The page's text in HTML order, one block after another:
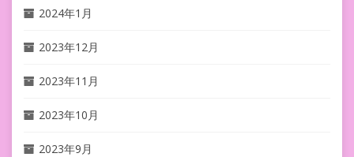
2024年1月
2023年12月
2023年11月
2023年10月
2023年9月